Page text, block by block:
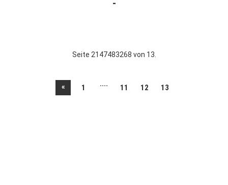
Seite 2147483268 von 13.
« 1 .... 11 12 13